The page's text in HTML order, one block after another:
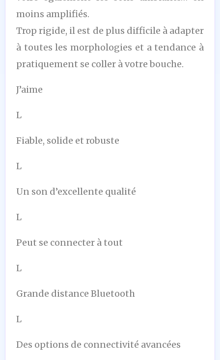
moins amplifiés.
Trop rigide, il est de plus difficile à adapter
à toutes les morphologies et a tendance à
pratiquement se coller à votre bouche.
J’aime
L
Fiable, solide et robuste
L
Un son d’excellente qualité
L
Peut se connecter à tout
L
Grande distance Bluetooth
L
Des options de connectivité avancées